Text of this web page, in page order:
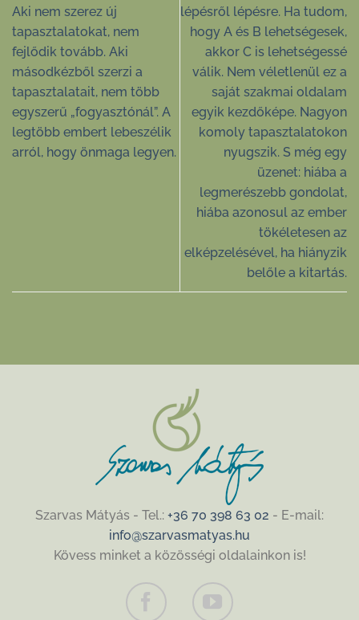
Aki nem szerez új
tapasztalatokat, nem
fejlődik tovább. Aki
másodkézből szerzi a
tapasztalatait, nem több
egyszerű „fogyasztónál”. A
legtöbb embert lebeszélik
arról, hogy önmaga legyen.
lépésről lépésre. Ha tudom,
hogy A és B lehetségesek,
akkor C is lehetségessé
válik. Nem véletlenül ez a
saját szakmai oldalam
egyik kezdőképe. Nagyon
komoly tapasztalatokon
nyugszik. S még egy
üzenet: hiába a
legmerészebb gondolat,
hiába azonosul az ember
tökéletesen az
elképzelésével, ha hiányzik
belőle a kitartás.
Szarvas Mátyás - Tel.: +36 70 398 63 02 - E-mail:
info@szarvasmatyas.hu
Kövess minket a közösségi oldalainkon is!